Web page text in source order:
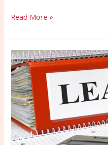
Read More »
Izmjene
i
dopune
Zakona
o
lizingu